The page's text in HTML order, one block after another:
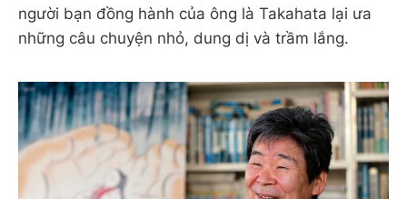
người bạn đồng hành của ông là Takahata lại ưa
những câu chuyện nhỏ, dung dị và trầm lắng.